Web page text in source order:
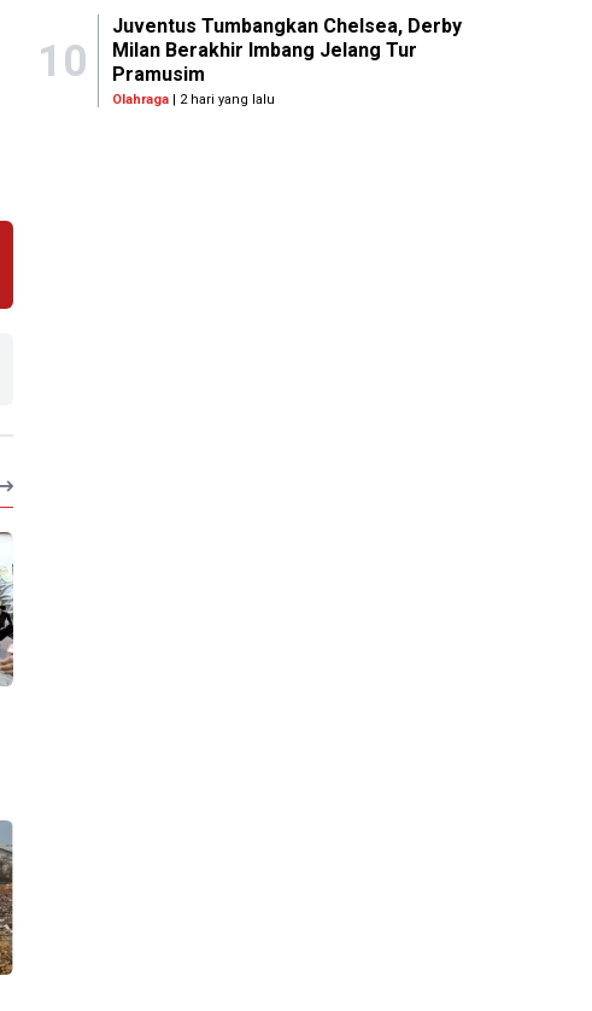
10
Juventus Tumbangkan Chelsea, Derby
Milan Berakhir Imbang Jelang Tur
Pramusim
Olahraga | 2 hari yang lalu